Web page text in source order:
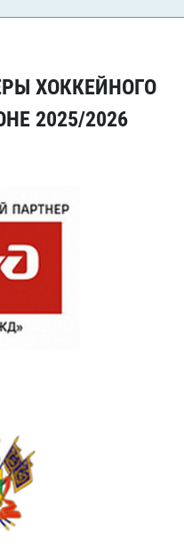
ХОККЕЙНОГО
2025/2026